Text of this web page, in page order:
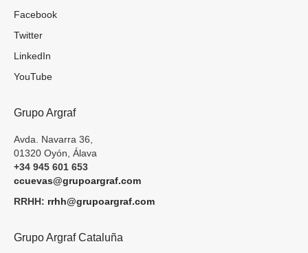
Facebook
Twitter
LinkedIn
YouTube
Grupo Argraf
Avda. Navarra 36,
01320 Oyón, Álava
+34 945 601 653
ccuevas@grupoargraf.com
RRHH: rrhh@grupoargraf.com
Grupo Argraf Cataluña